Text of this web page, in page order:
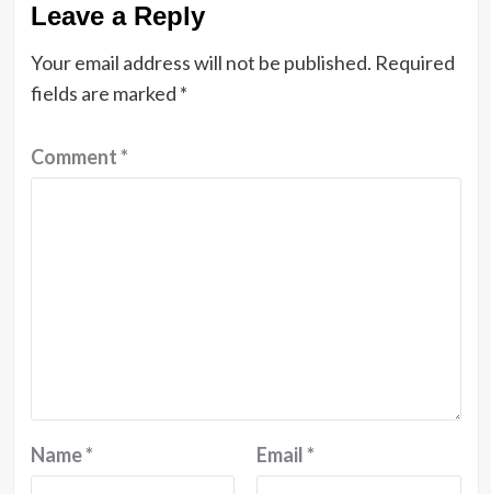
Leave a Reply
Your email address will not be published. Required
fields are marked *
Comment*
Name* Email*